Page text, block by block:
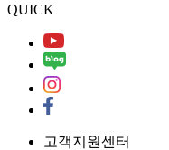
QUICK
고객지원센터